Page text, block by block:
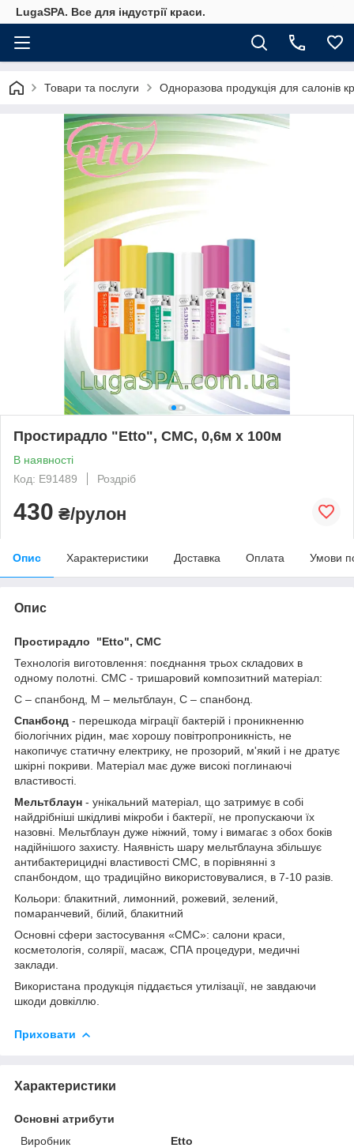
LugaSPA. Все для індустрії краси.
Товари та послуги Одноразова продукція для салонів
Простирадло "Etto", СМС, 0,6м х 100м
В наявності
Код: E91489
Роздріб
430 ₴/рулон
Опис Характеристики Доставка Оплата Умови
Опис
Простирадло "Etto", СМС
Технологія виготовлення: поєднання трьох складових в
одному полотні. СМС - тришаровий композитний матеріал:
С – спанбонд, М – мельтблаун, С – спанбонд.
Спанбонд - перешкода міграції бактерій і проникненню
біологічних рідин, має хорошу повітропроникність, не
накопичує статичну електрику, не прозорий, м'який і не дратує
шкірні покриви. Матеріал має дуже високі поглинаючі
властивості.
Мельтблаун - унікальний матеріал, що затримує в собі
найдрібніші шкідливі мікроби і бактерії, не пропускаючи їх
назовні. Мельтблаун дуже ніжний, тому і вимагає з обох боків
надійнішого захисту. Наявність шару мельтблауна збільшує
антибактерицидні властивості СМС, в порівнянні з
спанбондом, що традиційно використовувалися, в 7-10 разів.
Кольори: блакитний, лимонний, рожевий, зелений,
помаранчевий, білий, блакитний
Основні сфери застосування «СМС»: салони краси,
косметологія, солярії, масаж, СПА процедури, медичні
заклади.
Використана продукція піддається утилізації, не завдаючи
шкоди довкіллю.
Приховати
Характеристики
Основні атрибути
Виробник
Etto